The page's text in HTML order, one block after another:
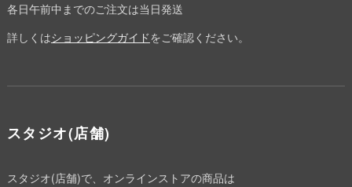
各日午前中までのご注文は当日発送
詳しくはショッピングガイドをご確認ください。
スタジオ(店舗)
スタジオ(店舗)で、オンラインストアの商品は